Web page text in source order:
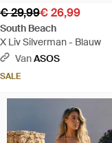
€ 29,99€ 26,99
South Beach
X Liv Silverman - Blauw
VanASOS
SALE